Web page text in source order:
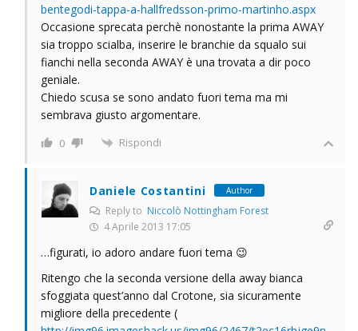
bentegodi-tappa-a-hallfredsson-primo-martinho.aspx
Occasione sprecata perchè nonostante la prima AWAY
sia troppo scialba, inserire le branchie da squalo sui
fianchi nella seconda AWAY è una trovata a dir poco
geniale.
Chiedo scusa se sono andato fuori tema ma mi
sembrava giusto argomentare.
0 Rispondi
Daniele Costantini Author
Reply to Niccolò Nottingham Forest
4 Aprile 2013 17:05
…figurati, io adoro andare fuori tema 😉
Ritengo che la seconda versione della away bianca
sfoggiata quest’anno dal Crotone, sia sicuramente
migliore della precedente (